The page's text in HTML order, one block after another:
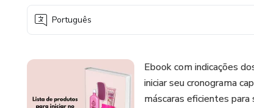
Português
Ebook com indicações
iniciar seu cronograma
máscaras eficientes para